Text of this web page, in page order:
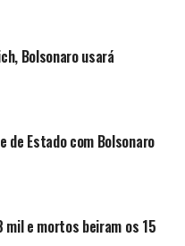
Bolsonaro usará
de Estado com Bolsonaro
mil e mortos beiram os 15